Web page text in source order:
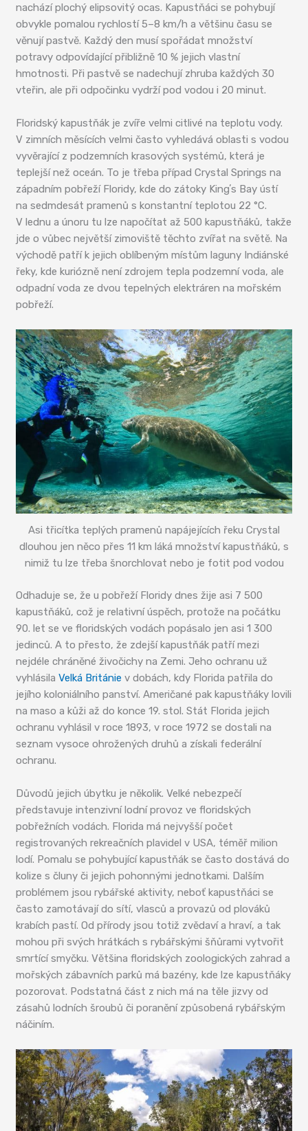
nachází plochý elipsovitý ocas. Kapustňáci se pohybují
obvykle pomalou rychlostí 5–8 km/h a většinu času se
věnují pastvě. Každý den musí spořádat množství
potravy odpovídající přibližně 10 % jejich vlastní
hmotnosti. Při pastvě se nadechují zhruba každých 30
vteřin, ale při odpočinku vydrží pod vodou i 20 minut.
Floridský kapustňák je zvíře velmi citlivé na teplotu vody.
V zimních měsících velmi často vyhledává oblasti s vodou
vyvěrající z podzemních krasových systémů, která je
teplejší než oceán. To je třeba případ Crystal Springs na
západním pobřeží Floridy, kde do zátoky Kingʼs Bay ústí
na sedmdesát pramenů s konstantní teplotou 22 °C.
V lednu a únoru tu lze napočítat až 500 kapustňáků, takže
jde o vůbec největší zimoviště těchto zvířat na světě. Na
východě patří k jejich oblíbeným místům laguny Indiánské
řeky, kde kuriózně není zdrojem tepla podzemní voda, ale
odpadní voda ze dvou tepelných elektráren na mořském
pobřeží.
Asi třicítka teplých pramenů napájejících řeku Crystal
dlouhou jen něco přes 11 km láká množství kapustňáků, s
nimiž tu lze třeba šnorchlovat nebo je fotit pod vodou
Odhaduje se, že u pobřeží Floridy dnes žije asi 7 500
kapustňáků, což je relativní úspěch, protože na počátku
90. let se ve floridských vodách popásalo jen asi 1 300
jedinců. A to přesto, že zdejší kapustňák patří mezi
nejdéle chráněné živočichy na Zemi. Jeho ochranu už
vyhlásilaVelká Británie v dobách, kdy Florida patřila do
jejího koloniálního panství. Američané pak kapustňáky lovili
na maso a kůži až do konce 19. stol. Stát Florida jejich
ochranu vyhlásil v roce 1893, v roce 1972 se dostali na
seznam vysoce ohrožených druhů a získali federální
ochranu.
Důvodů jejich úbytku je několik. Velké nebezpečí
představuje intenzivní lodní provoz ve floridských
pobřežních vodách. Florida má nejvyšší počet
registrovaných rekreačních plavidel v USA, téměř milion
lodí. Pomalu se pohybující kapustňák se často dostává do
kolize s čluny či jejich pohonnými jednotkami. Dalším
problémem jsou rybářské aktivity, neboť kapustňáci se
často zamotávají do sítí, vlasců a provazů od plováků
krabích pastí. Od přírody jsou totiž zvědaví a hraví, a tak
mohou při svých hrátkách s rybářskými šňůrami vytvořit
smrtící smyčku. Většina floridských zoologických zahrad a
mořských zábavních parků má bazény, kde lze kapustňáky
pozorovat. Podstatná část z nich má na těle jizvy od
zásahů lodních šroubů či poranění způsobená rybářským
náčiním.